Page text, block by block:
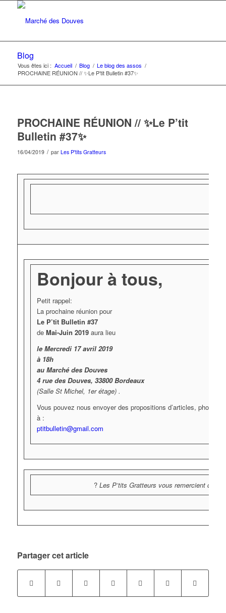
Blog
Vous êtes ici : Accueil / Blog / Le blog des assos /
PROCHAINE RÉUNION // ✨Le P’tit Bulletin #37✨
PROCHAINE RÉUNION // ✨Le P’tit
Bulletin #37✨
16/04/2019 / par Les P'tits Gratteurs
Bonjour à tous,
Petit rappel:
La prochaine réunion pour
Le P’tit Bulletin #37
de Mai-Juin 2019aura lieu
le Mercredi 17 avril 2019
à 18h
au Marché des Douves
4 rue des Douves, 33800 Bordeaux
(Salle St Michel, 1er étage) .
Vous pouvez nous envoyer des propositions d’articles, photos,
à :
ptitbulletin@gmail.com
?Les P’tits Gratteurs vous remercient de
Partager cet article